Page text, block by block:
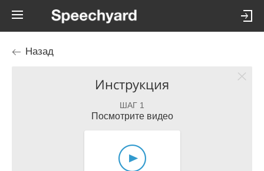
Назад
Инструкция
ШАГ 1
Посмотрите видео